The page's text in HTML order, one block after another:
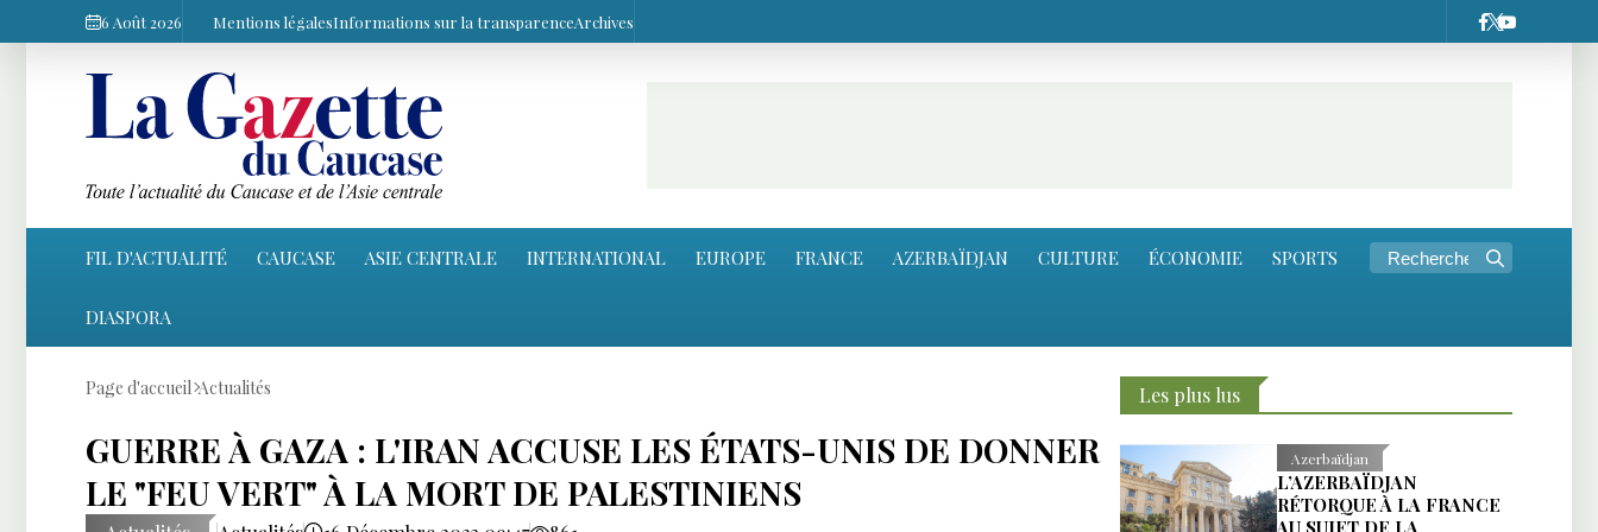
6 Août 2026 Mentions légalesInformations sur la transparenceArchives
FIL D'ACTUALITÉ CAUCASE ASIE CENTRALE INTERNATIONAL EUROPE FRANCE AZERBAÏDJAN CULTURE ÉCONOMIE SPORTS
DIASPORA
Page d'accueil Actualités
GUERRE À GAZA : L'IRAN ACCUSE LES ÉTATS-UNIS DE DONNER
LE "FEU VERT" À LA MORT DE PALESTINIENS
Les plus lus
Azerbaïdjan
L’AZERBAÏDJAN
RÉTORQUE À LA FRANCE